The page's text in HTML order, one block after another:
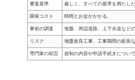
審査基準 厳しく、すべての基準を満たし
開発コスト 時間とお金がかかる。
事前の調査 地盤、周辺道路、上下水道など
リスク 地盤改良工事、工事期間の延長
専門家の助言 規制の内容や申請手続きについ